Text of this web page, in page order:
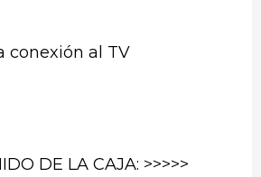
conexión al TV
DE LA CAJA: >>>>>